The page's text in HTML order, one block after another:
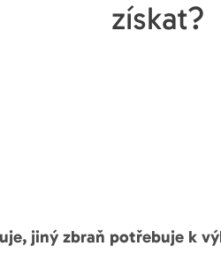
získat?
jiný zbraň potřebuje k